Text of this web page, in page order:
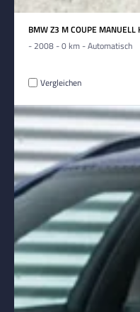
BMW Z3 M COUPE MANUELL
- 2008 - 0 km - Automatisch
Vergleichen